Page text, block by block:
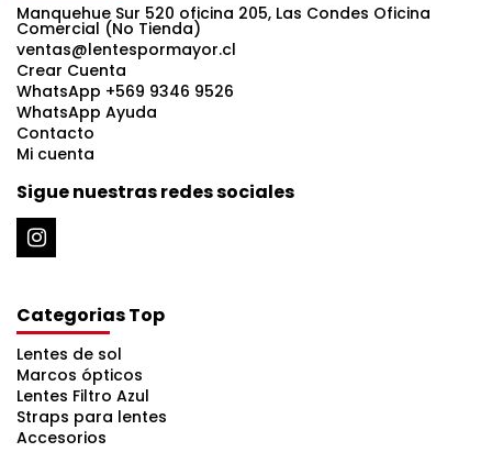
Manquehue Sur 520 oficina 205, Las Condes Oficina
Comercial (No Tienda)
ventas@lentespormayor.cl
Crear Cuenta
WhatsApp +569 9346 9526
WhatsApp Ayuda
Contacto
Mi cuenta
Sigue nuestras redes sociales
Categorias Top
Lentes de sol
Marcos ópticos
Lentes Filtro Azul
Straps para lentes
Accesorios